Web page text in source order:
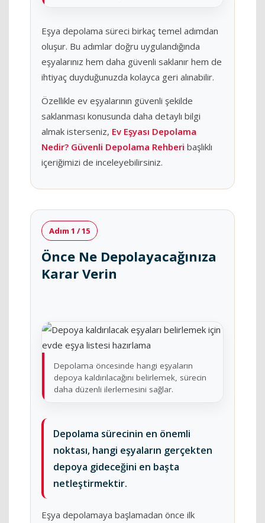
Eşya depolama süreci birkaç temel adımdan
oluşur. Bu adımlar doğru uygulandığında
eşyalarınız hem daha güvenli saklanır hem de
ihtiyaç duyduğunuzda kolayca geri alınabilir.
Özellikle ev eşyalarının güvenli şekilde
saklanması konusunda daha detaylı bilgi
almak isterseniz, Ev Eşyası Depolama
Nedir? Güvenli Depolama Rehberi başlıklı
içeriğimizi de inceleyebilirsiniz.
Adım 1 / 15
Önce Ne Depolayacağınıza
Karar Verin
Depolama öncesinde hangi eşyaların
depoya kaldırılacağını belirlemek, sürecin
daha düzenli ilerlemesini sağlar.
Depolama sürecinin en önemli
noktası, hangi eşyaların gerçekten
depoya gideceğini en başta
netleştirmektir.
Eşya depolamaya başlamadan önce ilk